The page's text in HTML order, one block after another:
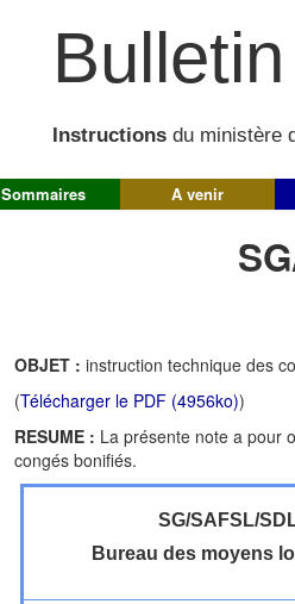
Instructions du ministère
Sommaires A venir
OBJET : instruction technique des
(Télécharger le PDF (4956ko))
RESUME : La présente note a pour
congés bonifiés.
SG/SAFSL/
Bureau des moyens